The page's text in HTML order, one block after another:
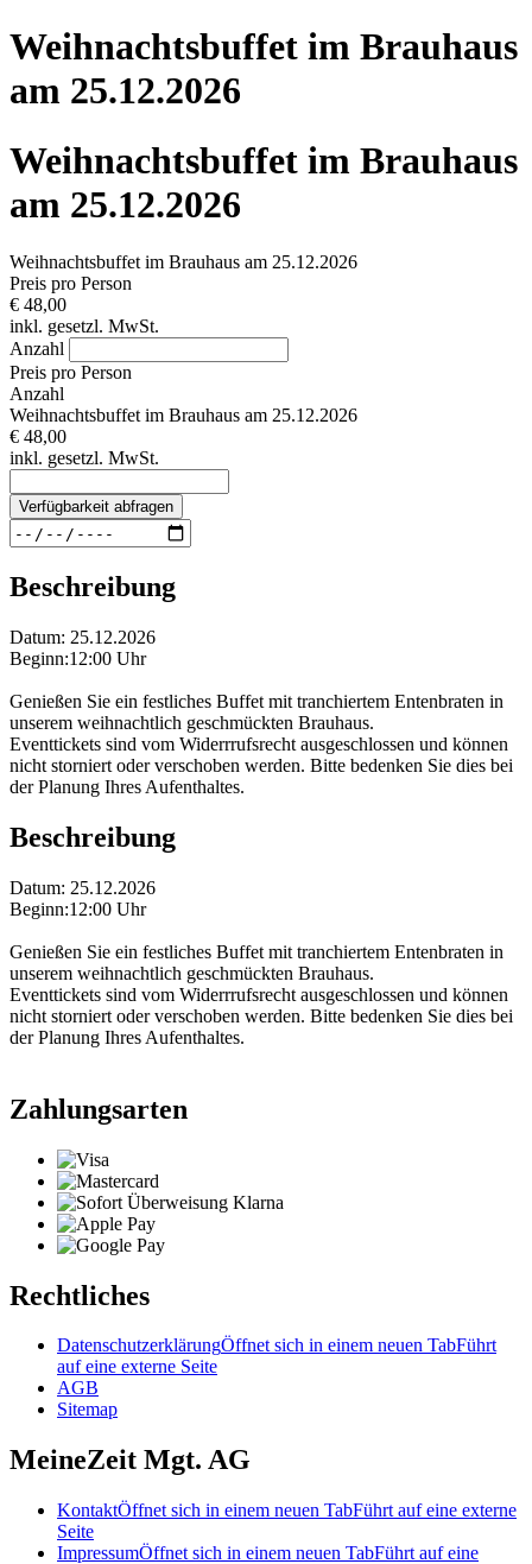
Weihnachtsbuffet im Brauhaus
am 25.12.2026
Weihnachtsbuffet im Brauhaus
am 25.12.2026
Weihnachtsbuffet im Brauhaus am 25.12.2026
Preis pro Person
€ 48,00
inkl. gesetzl. MwSt.
Anzahl
Preis pro Person
Anzahl
Weihnachtsbuffet im Brauhaus am 25.12.2026
€ 48,00
inkl. gesetzl. MwSt.
Verfügbarkeit abfragen
Beschreibung
Datum: 25.12.2026
Beginn:12:00 Uhr
Genießen Sie ein festliches Buffet mit tranchiertem Entenbraten in
unserem weihnachtlich geschmückten Brauhaus.
Eventtickets sind vom Widerrrufsrecht ausgeschlossen und können
nicht storniert oder verschoben werden. Bitte bedenken Sie dies bei
der Planung Ihres Aufenthaltes.
Beschreibung
Datum: 25.12.2026
Beginn:12:00 Uhr
Genießen Sie ein festliches Buffet mit tranchiertem Entenbraten in
unserem weihnachtlich geschmückten Brauhaus.
Eventtickets sind vom Widerrrufsrecht ausgeschlossen und können
nicht storniert oder verschoben werden. Bitte bedenken Sie dies bei
der Planung Ihres Aufenthaltes.
Zahlungsarten
Rechtliches
DatenschutzerklärungÖffnet sich in einem neuen TabFührt
auf eine externe Seite
AGB
Sitemap
MeineZeit Mgt. AG
KontaktÖffnet sich in einem neuen TabFührt auf eine externe
Seite
ImpressumÖffnet sich in einem neuen TabFührt auf eine